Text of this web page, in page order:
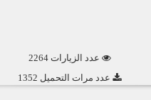
عدد الزيارات 2264
عدد مرات التحميل 1352